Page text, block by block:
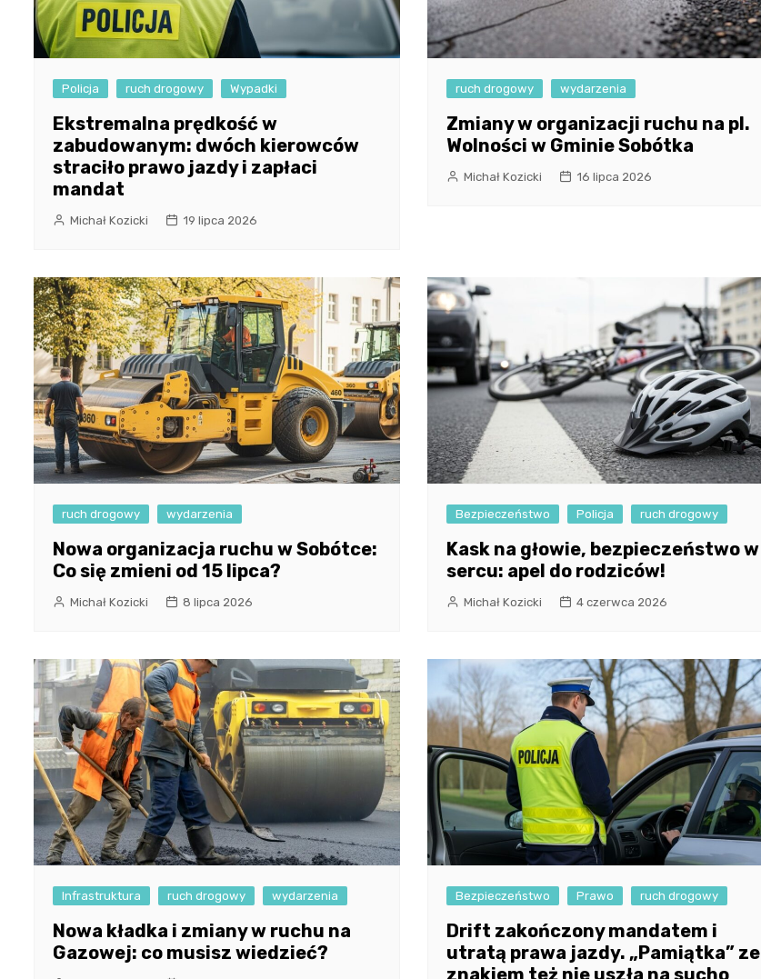
Policja ruch drogowy Wypadki
Ekstremalna prędkość w
zabudowanym: dwóch kierowców
straciło prawo jazdy i zapłaci
mandat
Michał Kozicki 19 lipca 2026
ruch drogowy wydarzenia
Zmiany w organizacji ruchu na pl.
Wolności w Gminie Sobótka
Michał Kozicki 16 lipca 2026
ruch drogowy wydarzenia
Nowa organizacja ruchu w Sobótce:
Co się zmieni od 15 lipca?
Michał Kozicki 8 lipca 2026
Bezpieczeństwo Policja ruch drogowy
Kask na głowie, bezpieczeństwo w
sercu: apel do rodziców!
Michał Kozicki 4 czerwca 2026
Infrastruktura ruch drogowy wydarzenia
Nowa kładka i zmiany w ruchu na
Gazowej: co musisz wiedzieć?
Bezpieczeństwo Prawo ruch drogowy
Drift zakończony mandatem i
utratą prawa jazdy. „Pamiątka” ze
znakiem też nie uszła na sucho